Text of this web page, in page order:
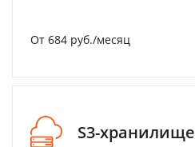
От 684 руб./месяц
S3-хранилище